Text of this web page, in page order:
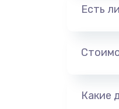
Есть
Какие